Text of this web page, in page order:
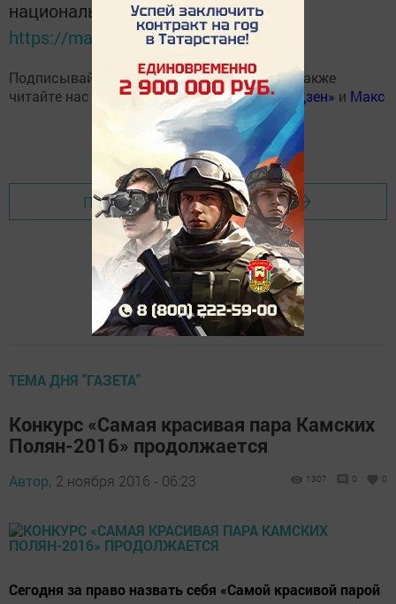
национальном мессенджере MАХ:
https://max.ru/tatmedia
Подписывайтесь на нашTelegram-канал, а также
читайте нас
Вконтакте,Одноклассниках,«Дзен» и Макс
Перейти на страницу новости
ТЕМА ДНЯ "ГАЗЕТА"
Конкурс «Самая красивая пара Камских
Полян-2016» продолжается
Автор, 2 ноября 2016 - 06:23 1307 0 0
Сегодня за право назвать себя «Самой красивой парой